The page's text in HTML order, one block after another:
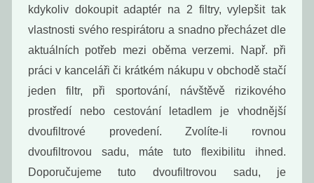
239Kč 239Kč
kdykoliv dokoupit adaptér na 2 filtry, vylepšit tak
vlastnosti svého respirátoru a snadno přecházet dle
aktuálních potřeb mezi oběma verzemi. Např. při
práci v kanceláři či krátkém nákupu v obchodě stačí
jeden filtr, při sportování, návštěvě rizikového
prostředí nebo cestování letadlem je vhodnější
dvoufiltrové provedení. Zvolíte-li rovnou
dvoufiltrovou sadu, máte tuto flexibilitu ihned.
Doporučujeme tuto dvoufiltrovou sadu, je